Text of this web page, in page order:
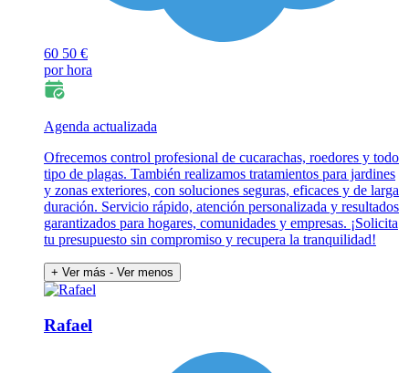
60 50 €
por hora
Agenda actualizada
Ofrecemos control profesional de cucarachas, roedores y todo
tipo de plagas. También realizamos tratamientos para jardines
y zonas exteriores, con soluciones seguras, eficaces y de larga
duración. Servicio rápido, atención personalizada y resultados
garantizados para hogares, comunidades y empresas. ¡Solicita
tu presupuesto sin compromiso y recupera la tranquilidad!
+ Ver más - Ver menos
Rafael